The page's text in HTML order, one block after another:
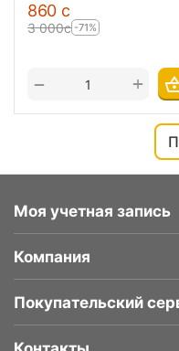
‍860‍ с
3 000с -71%
+
−
Моя учетная запись
Компания
Покупательский